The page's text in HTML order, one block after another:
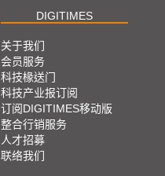
DIGITIMES
关于我们
会员服务
科技椽送门
科技产业报订阅
订阅DIGITIMES移动版
整合行销服务
人才招募
联络我们